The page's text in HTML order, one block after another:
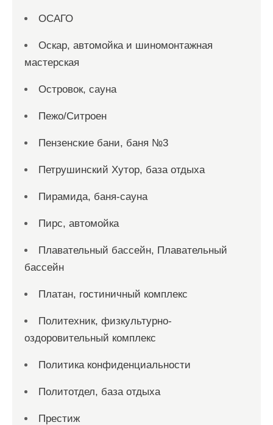
ОСАГО
Оскар, автомойка и шиномонтажная
мастерская
Островок, сауна
Пежо/Ситроен
Пензенские бани, баня №3
Петрушинский Хутор, база отдыха
Пирамида, баня-сауна
Пирс, автомойка
Плавательный бассейн, Плавательный
бассейн
Платан, гостиничный комплекс
Политехник, физкультурно-
оздоровительный комплекс
Политика конфиденциальности
Политотдел, база отдыха
Престиж